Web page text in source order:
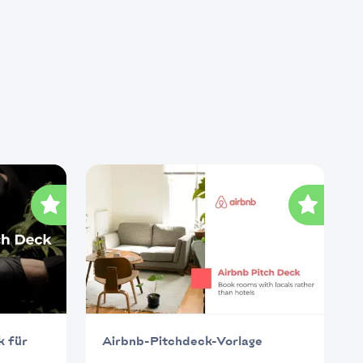
für Airbnb-Pitchdeck-Vorlage